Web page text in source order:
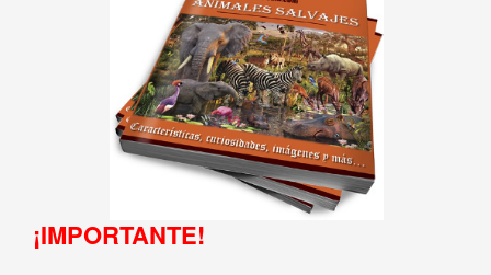
¡IMPORTANTE!